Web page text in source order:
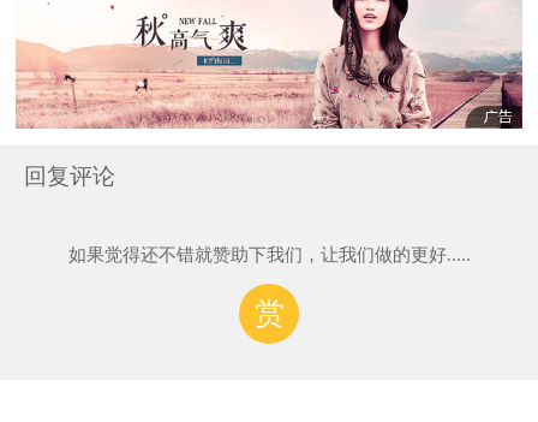
回复评论
如果觉得还不错就赞助下我们，让我们做的更好.....
赏